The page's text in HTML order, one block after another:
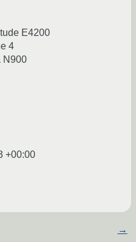
E4200
4
N900
+00:00
→